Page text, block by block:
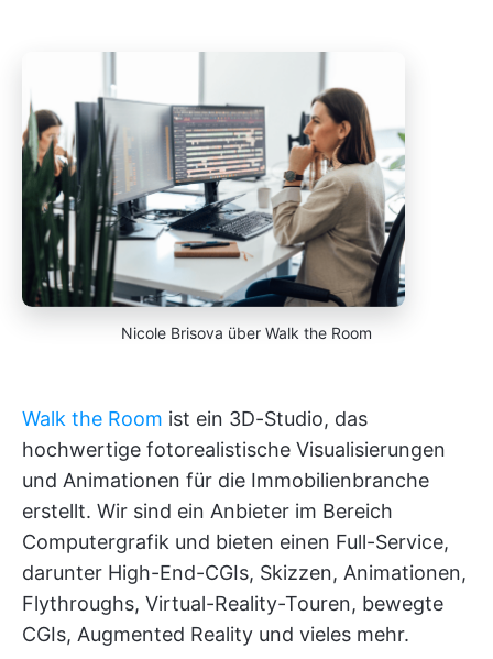
Nicole Brisova über Walk the Room
Walk the Room ist ein 3D-Studio, das
hochwertige fotorealistische Visualisierungen
und Animationen für die Immobilienbranche
erstellt. Wir sind ein Anbieter im Bereich
Computergrafik und bieten einen Full-Service,
darunter High-End-CGIs, Skizzen, Animationen,
Flythroughs, Virtual-Reality-Touren, bewegte
CGIs, Augmented Reality und vieles mehr.